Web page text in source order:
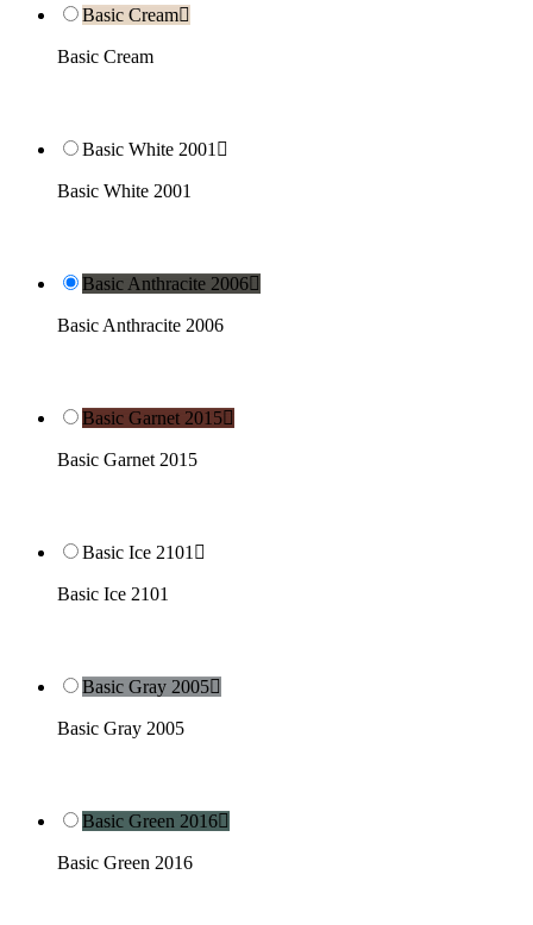
Basic Cream
Basic Cream
Basic White 2001 
Basic White 2001
Basic Anthracite 2006
Basic Anthracite 2006
Basic Garnet 2015
Basic Garnet 2015
Basic Ice 2101 
Basic Ice 2101
Basic Gray 2005
Basic Gray 2005
Basic Green 2016
Basic Green 2016